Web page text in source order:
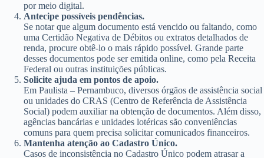
por meio digital.
Antecipe possíveis pendências.
Se notar que algum documento está vencido ou faltando, como
uma Certidão Negativa de Débitos ou extratos detalhados de
renda, procure obtê-lo o mais rápido possível. Grande parte
desses documentos pode ser emitida online, como pela Receita
Federal ou outras instituições públicas.
Solicite ajuda em pontos de apoio.
Em Paulista – Pernambuco, diversos órgãos de assistência social
ou unidades do CRAS (Centro de Referência de Assistência
Social) podem auxiliar na obtenção de documentos. Além disso,
agências bancárias e unidades lotéricas são conveniências
comuns para quem precisa solicitar comunicados financeiros.
Mantenha atenção ao Cadastro Único.
Casos de inconsistência no Cadastro Único podem atrasar a